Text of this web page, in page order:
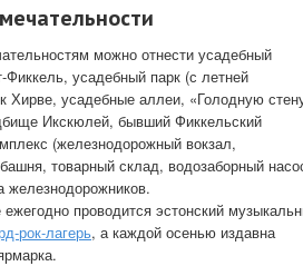
можно отнести усадебный
Фиккель, усадебный парк (с летней
Хирве, усадебные аллеи, «Голодную
Икскюлей, бывший Фиккельский
(железнодорожный вокзал,
товарный склад, водозаборный
проводится эстонский
рок-лагерь, а каждой осенью издавна